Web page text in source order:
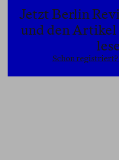
Berlin, vielleicht
davon. Die Geografie
Großstadt, dann
Gewalt vermischende,
Landschaft.
Jetzt Berlin
und den Artikel
Schon